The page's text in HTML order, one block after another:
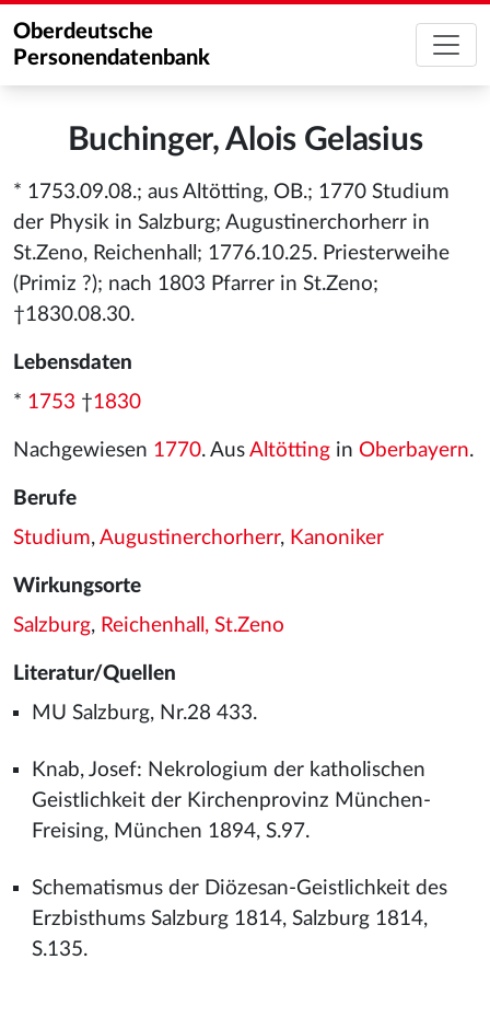
Oberdeutsche
Personendatenbank
Buchinger, Alois Gelasius
* 1753.09.08.; aus Altötting, OB.; 1770 Studium
der Physik in Salzburg; Augustinerchorherr in
St.Zeno, Reichenhall; 1776.10.25. Priesterweihe
(Primiz ?); nach 1803 Pfarrer in St.Zeno;
†1830.08.30.
Lebensdaten
* 1753 †1830
Nachgewiesen 1770. Aus Altötting in Oberbayern.
Berufe
Studium, Augustinerchorherr, Kanoniker
Wirkungsorte
Salzburg, Reichenhall, St.Zeno
Literatur/Quellen
MU Salzburg, Nr.28 433.
Knab, Josef: Nekrologium der katholischen
Geistlichkeit der Kirchenprovinz München-
Freising, München 1894, S.97.
Schematismus der Diözesan-Geistlichkeit des
Erzbisthums Salzburg 1814, Salzburg 1814,
S.135.